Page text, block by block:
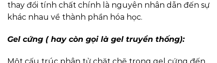
thay đổi tính chất chính là nguyên nhân dẫn đến sự
khác nhau về thành phần hóa học.
Gel cứng ( hay còn gọi là gel truyền thống):